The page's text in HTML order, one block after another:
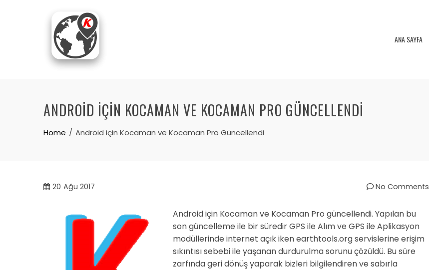
ANA SAYFA
ANDROID IÇIN KOCAMAN VE KOCAMAN PRO GÜNCELLENDI
Home Android için Kocaman ve Kocaman Pro Güncellendi
20 Ağu 2017 No Comments
Android için Kocaman ve Kocaman Pro güncellendi. Yapılan bu
son güncelleme ile bir süredir GPS ile Alım ve GPS ile Aplikasyon
modüllerinde internet açık iken earthtools.org servislerine erişim
sıkıntısı sebebi ile yaşanan durdurulma sorunu çözüldü. Bu süre
zarfında geri dönüş yaparak bizleri bilgilendiren ve sabırla